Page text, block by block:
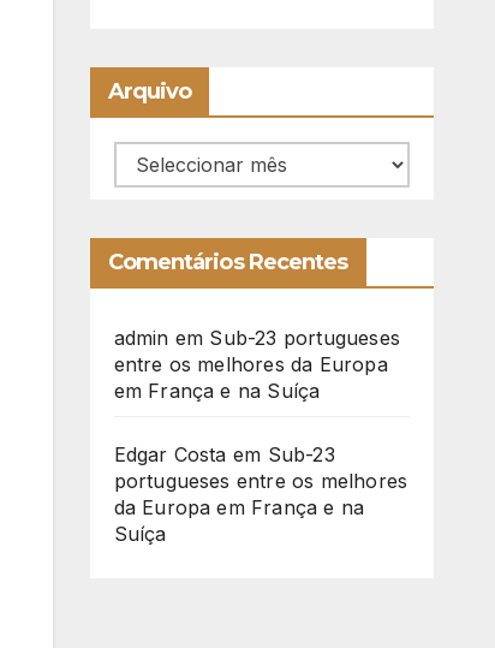
Arquivo
Arquivo
Comentários Recentes
admin em Sub-23 portugueses
entre os melhores da Europa
em França e na Suíça
Edgar Costa em Sub-23
portugueses entre os melhores
da Europa em França e na
Suíça